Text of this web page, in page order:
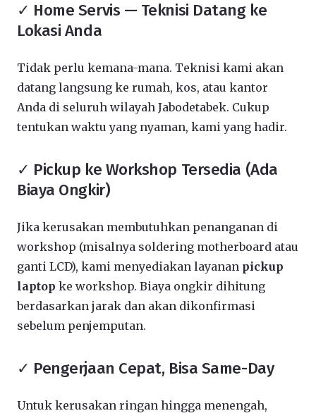
✓ Home Servis — Teknisi Datang ke
Lokasi Anda
Tidak perlu kemana-mana. Teknisi kami akan
datang langsung ke rumah, kos, atau kantor
Anda di seluruh wilayah Jabodetabek. Cukup
tentukan waktu yang nyaman, kami yang hadir.
✓ Pickup ke Workshop Tersedia (Ada
Biaya Ongkir)
Jika kerusakan membutuhkan penanganan di
workshop (misalnya soldering motherboard atau
ganti LCD), kami menyediakan layanan pickup
laptop ke workshop. Biaya ongkir dihitung
berdasarkan jarak dan akan dikonfirmasi
sebelum penjemputan.
✓ Pengerjaan Cepat, Bisa Same-Day
Untuk kerusakan ringan hingga menengah,